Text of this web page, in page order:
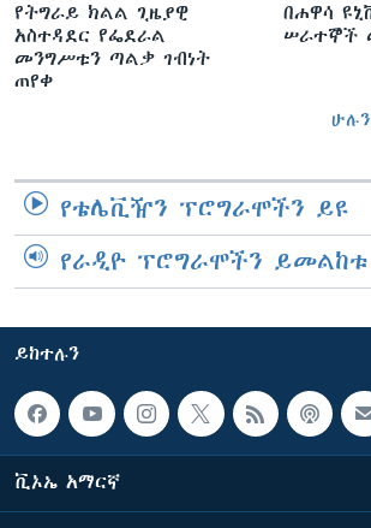
የትግራይ ክልል ጊዜያዊ
አስተዳደር የፌደራል
መንግሥቱን ጣልቃ ገብነት
ጠየቀ
በሐዋሳ
ሠራተኞች
የቴሌቪዥን ፕሮግራሞችን ይዩ
የራዲዮ ፕሮግራሞችን ይመልከቱ
ይከተሉን
ቪኦኤ አማርኛ